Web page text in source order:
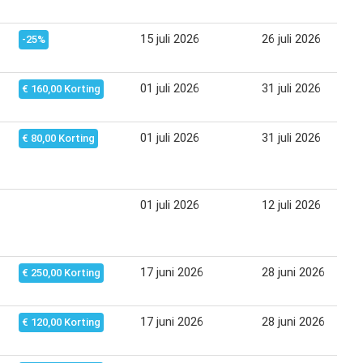
-25% 15 juli 2026 26 juli 2026
€ 160,00 Korting 01 juli 2026 31 juli 2026
€ 80,00 Korting 01 juli 2026 31 juli 2026
01 juli 2026 12 juli 2026
€ 250,00 Korting 17 juni 2026 28 juni 2026
€ 120,00 Korting 17 juni 2026 28 juni 2026